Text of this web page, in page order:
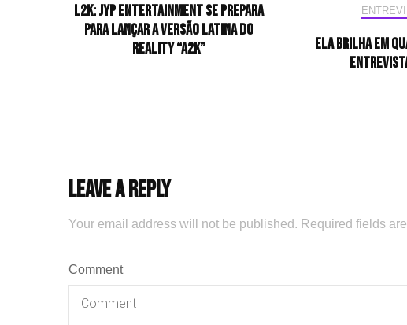
L2K: JYP Entertainment se prepara
para lançar a versão latina do
reality “A2K”
Ela brilha em
Leave a Reply
Your email address will not be published. Required fields
Comment